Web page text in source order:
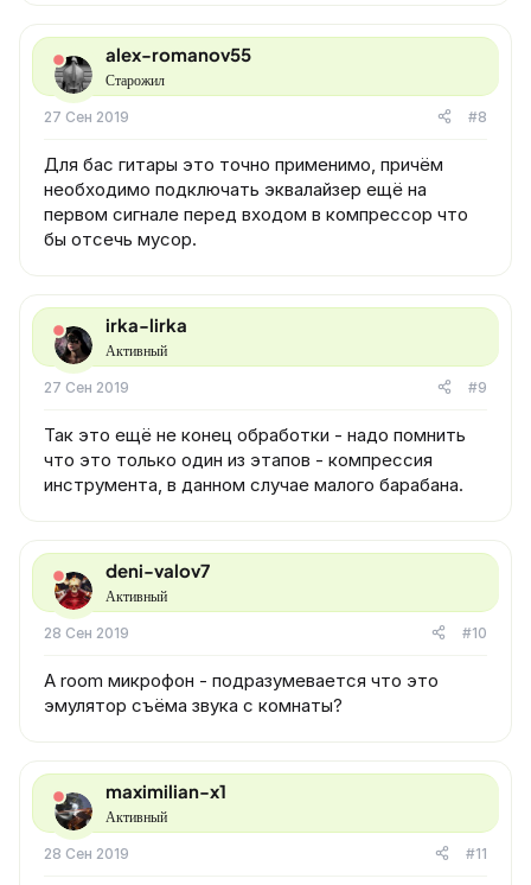
alex-romanov55
Старожил
27 Сен 2019 #8
Для бас гитары это точно применимо, причём
необходимо подключать эквалайзер ещё на
первом сигнале перед входом в компрессор что
бы отсечь мусор.
irka-lirka
Активный
27 Сен 2019 #9
Так это ещё не конец обработки - надо помнить
что это только один из этапов - компрессия
инструмента, в данном случае малого барабана.
deni-valov7
Активный
28 Сен 2019 #10
А room микрофон - подразумевается что это
эмулятор съёма звука с комнаты?
maximilian-x1
Активный
28 Сен 2019 #11